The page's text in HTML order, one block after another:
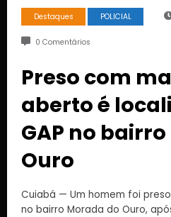
Destaques POLICIAL
0 Comentários
Preso com
aberto é
GAP no
Ouro
Cuiabá — Um homem foi
no bairro Morada do Ouro,